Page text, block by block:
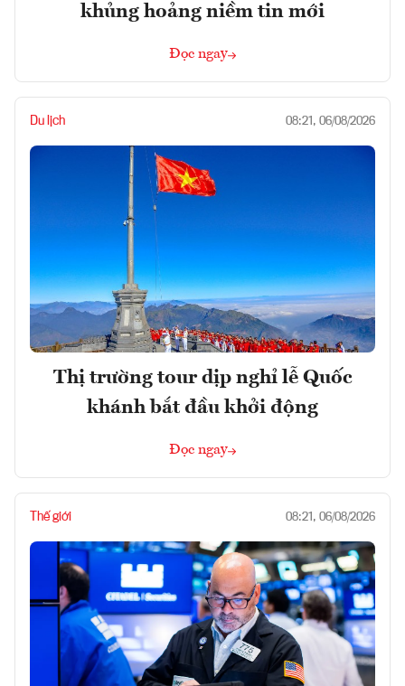
khủng hoảng niềm tin mới
Đọc ngay
Du lịch 08:21, 06/08/2026
Thị trường tour dịp nghỉ lễ Quốc
khánh bắt đầu khởi động
Đọc ngay
Thế giới 08:21, 06/08/2026